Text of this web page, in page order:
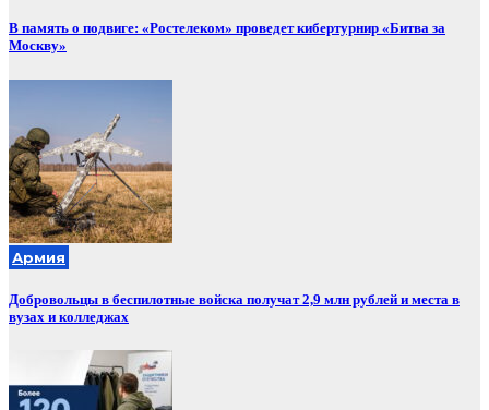
В память о подвиге: «Ростелеком» проведет кибертурнир «Битва за
Москву»
Армия
Добровольцы в беспилотные войска получат 2,9 млн рублей и места в
вузах и колледжах